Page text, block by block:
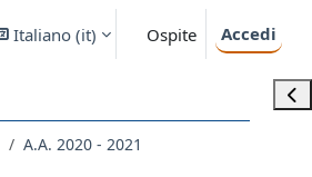
Italiano ‎(it)‎ Ospite Accedi
A.A. 2020 - 2021